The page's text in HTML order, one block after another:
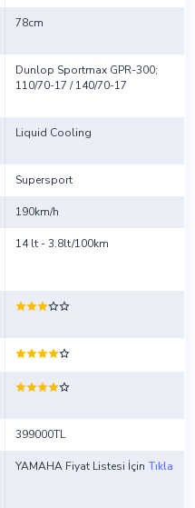
78cm
Dunlop Sportmax GPR-300;
110/70-17 / 140/70-17
Liquid Cooling
Supersport
190km/h
14 lt - 3.8lt/100km
399000TL
YAMAHA Fiyat Listesi İçin Tıkla